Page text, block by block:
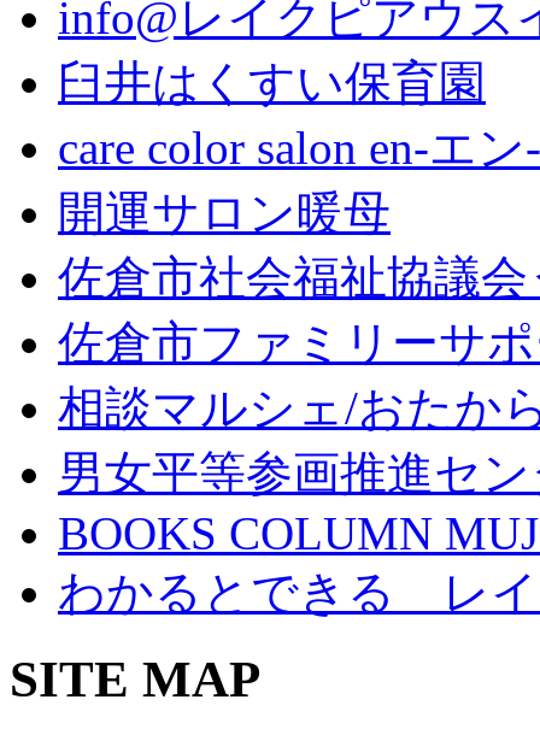
info@レイクピアウス
臼井はくすい保育園
care color salon en-エン-
開運サロン暖母
佐倉市社会福祉協議
佐倉市ファミリーサ
相談マルシェ/おたか
男女平等参画推進セ
BOOKS COLUMN
わかるとできる レ
SITE MAP